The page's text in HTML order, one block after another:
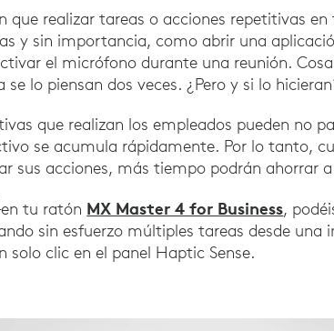
que realizar tareas o acciones repetitivas
y sin importancia, como abrir una
el micrófono durante una reunión.
lo piensan dos veces. ¿Pero y si lo
que realizan los empleados pueden no
se acumula rápidamente. Por lo tanto,
sus acciones, más tiempo podrán ahorrar
en tu ratón MX Master 4 for Business,
sin esfuerzo múltiples tareas desde una
clic en el panel Haptic Sense.